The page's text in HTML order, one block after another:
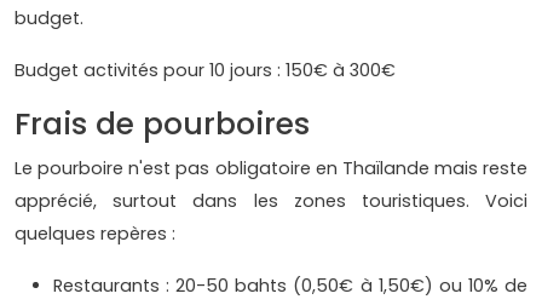
budget.
Budget activités pour 10 jours : 150€ à 300€
Frais de pourboires
Le pourboire n'est pas obligatoire en Thaïlande mais reste
apprécié, surtout dans les zones touristiques. Voici
quelques repères :
Restaurants : 20-50 bahts (0,50€ à 1,50€) ou 10% de